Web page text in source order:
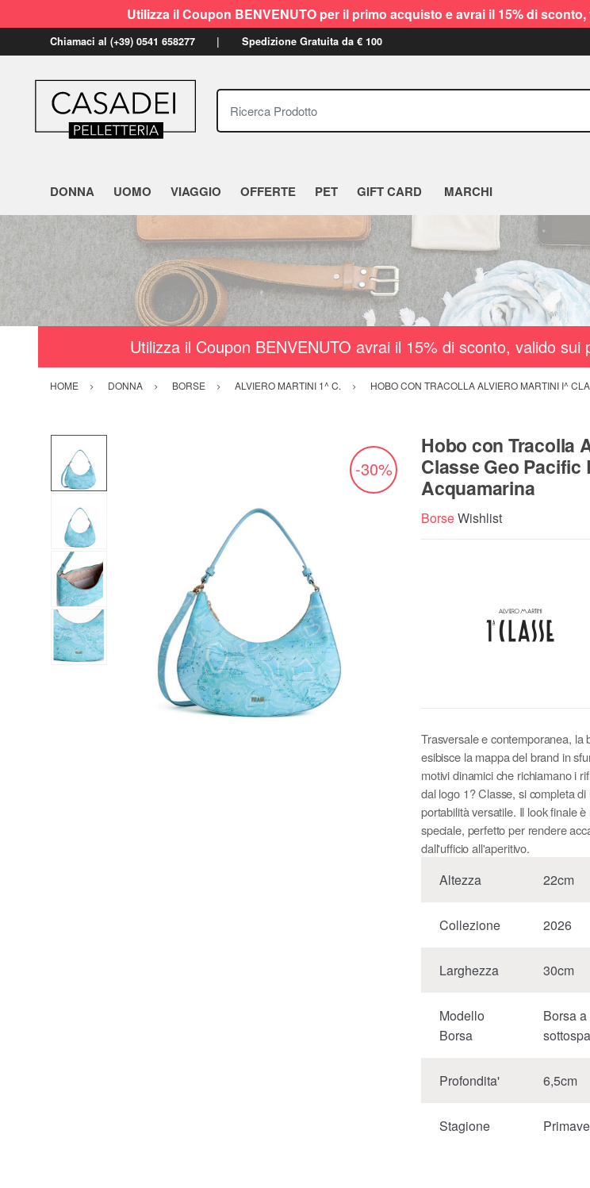
Utilizza il Coupon BENVENUTO per il primo acquisto e avrai il 15% di
Chiamaci al (+39) 0541 658277 Spedizione Gratuita da € 100
Ricerca Prodotto
DONNA UOMO VIAGGIO OFFERTE PET GIFT CARD MARCHI
Utilizza il Coupon BENVENUTO avrai il 15% di sconto, valido
HOME DONNA BORSE ALVIERO MARTINI 1^ C. HOBO CON TRACOLLA ALVIERO MARTINI I^
-30%
Hobo con Tracolla
Classe Geo Pacific
Acquamarina
BorseWishlist
Trasversale e contemporanea, la
esibisce la mappa del brand in
motivi dinamici che richiamano i
dal logo 1? Classe, si completa
portabilità versatile. Il look finale
speciale, perfetto per rendere
dall'ufficio all'aperitivo.
Altezza 22cm
Collezione 2026
Larghezza 30cm
Modello
Borsa
Borsa
Profondita' 6,5cm
Stagione